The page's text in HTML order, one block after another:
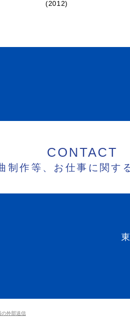
(2012)
CONTACT
制作等、お仕事に関す
の外部送信